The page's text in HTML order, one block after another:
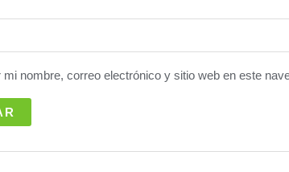
mi nombre, correo electrónico y sitio web en este